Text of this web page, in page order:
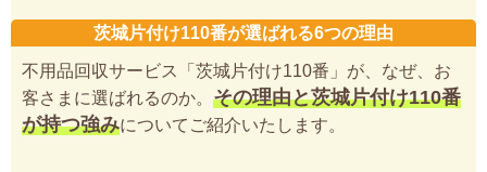
茨城片付け110番が選ばれる6つの理由
不用品回収サービス「茨城片付け110番」が、なぜ、お
客さまに選ばれるのか。 その理由と茨城片付け110番
が持つ強みについてご紹介いたします。